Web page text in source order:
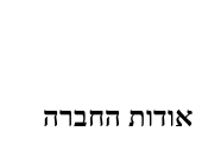
אודות החברה